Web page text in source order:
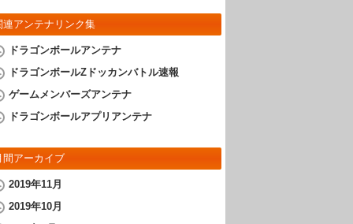
連アンテナリンク集
ドラゴンボールアンテナ
ドラゴンボールZドッカンバトル速報
ゲームメンバーズアンテナ
ドラゴンボールアプリアンテナ
間アーカイブ
2019年11月
2019年10月